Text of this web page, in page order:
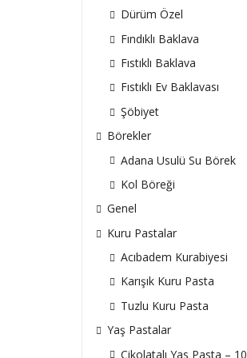
Dürüm Özel
Fındıklı Baklava
Fıstıklı Baklava
Fıstıklı Ev Baklavası
Şöbiyet
Börekler
Adana Usulü Su Börek
Kol Böreği
Genel
Kuru Pastalar
Acıbadem Kurabiyesi
Karışık Kuru Pasta
Tuzlu Kuru Pasta
Yaş Pastalar
Çikolatalı Yas Pasta – 10